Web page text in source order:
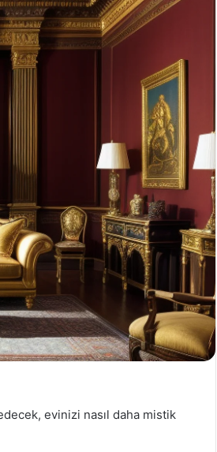
evinizi nasıl daha mistik